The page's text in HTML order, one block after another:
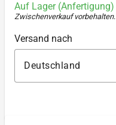
Auf Lager (Anfertigung)
Zwischenverkauf vorbehalten.
Versand nach
Deutschland